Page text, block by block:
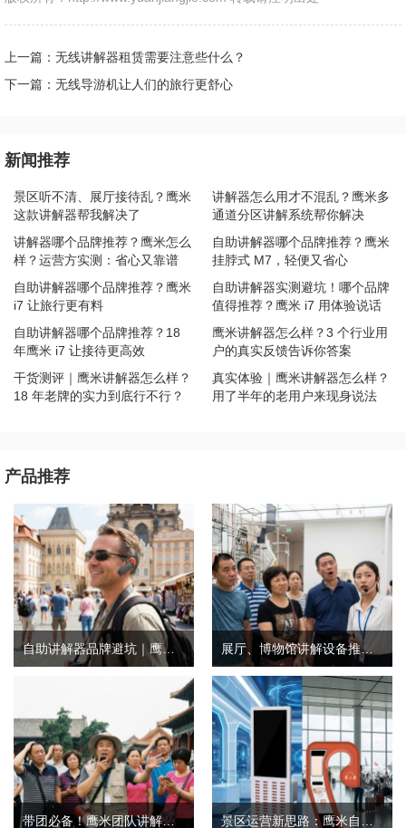
上一篇：无线讲解器租赁需要注意些什么？
下一篇：无线导游机让人们的旅行更舒心
新闻推荐
景区听不清、展厅接待乱？鹰米
这款讲解器帮我解决了
讲解器怎么用才不混乱？鹰米多
通道分区讲解系统帮你解决
讲解器哪个品牌推荐？鹰米怎么
样？运营方实测：省心又靠谱
自助讲解器哪个品牌推荐？鹰米
挂脖式 M7，轻便又省心
自助讲解器哪个品牌推荐？鹰米
i7 让旅行更有料
自助讲解器实测避坑！哪个品牌
值得推荐？鹰米 i7 用体验说话
自助讲解器哪个品牌推荐？18
年鹰米 i7 让接待更高效
鹰米讲解器怎么样？3 个行业用
户的真实反馈告诉你答案
干货测评｜鹰米讲解器怎么样？
18 年老牌的实力到底行不行？
真实体验｜鹰米讲解器怎么样？
用了半年的老用户来现身说法
产品推荐
自助讲解器品牌避坑｜鹰米自助讲解器，实测好用不踩雷 展厅、博物馆讲解设备推荐｜分区讲解系统，解决多团队接待核心痛点
带团必备！鹰米团队讲解器，防串音 + 易管理双在线